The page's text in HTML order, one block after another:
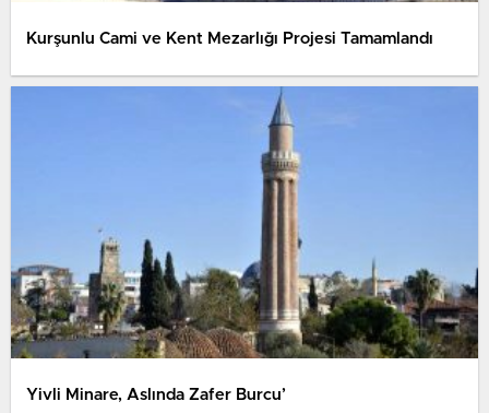
Kurşunlu Cami ve Kent Mezarlığı Projesi Tamamlandı
Yivli Minare, Aslında Zafer Burcu’